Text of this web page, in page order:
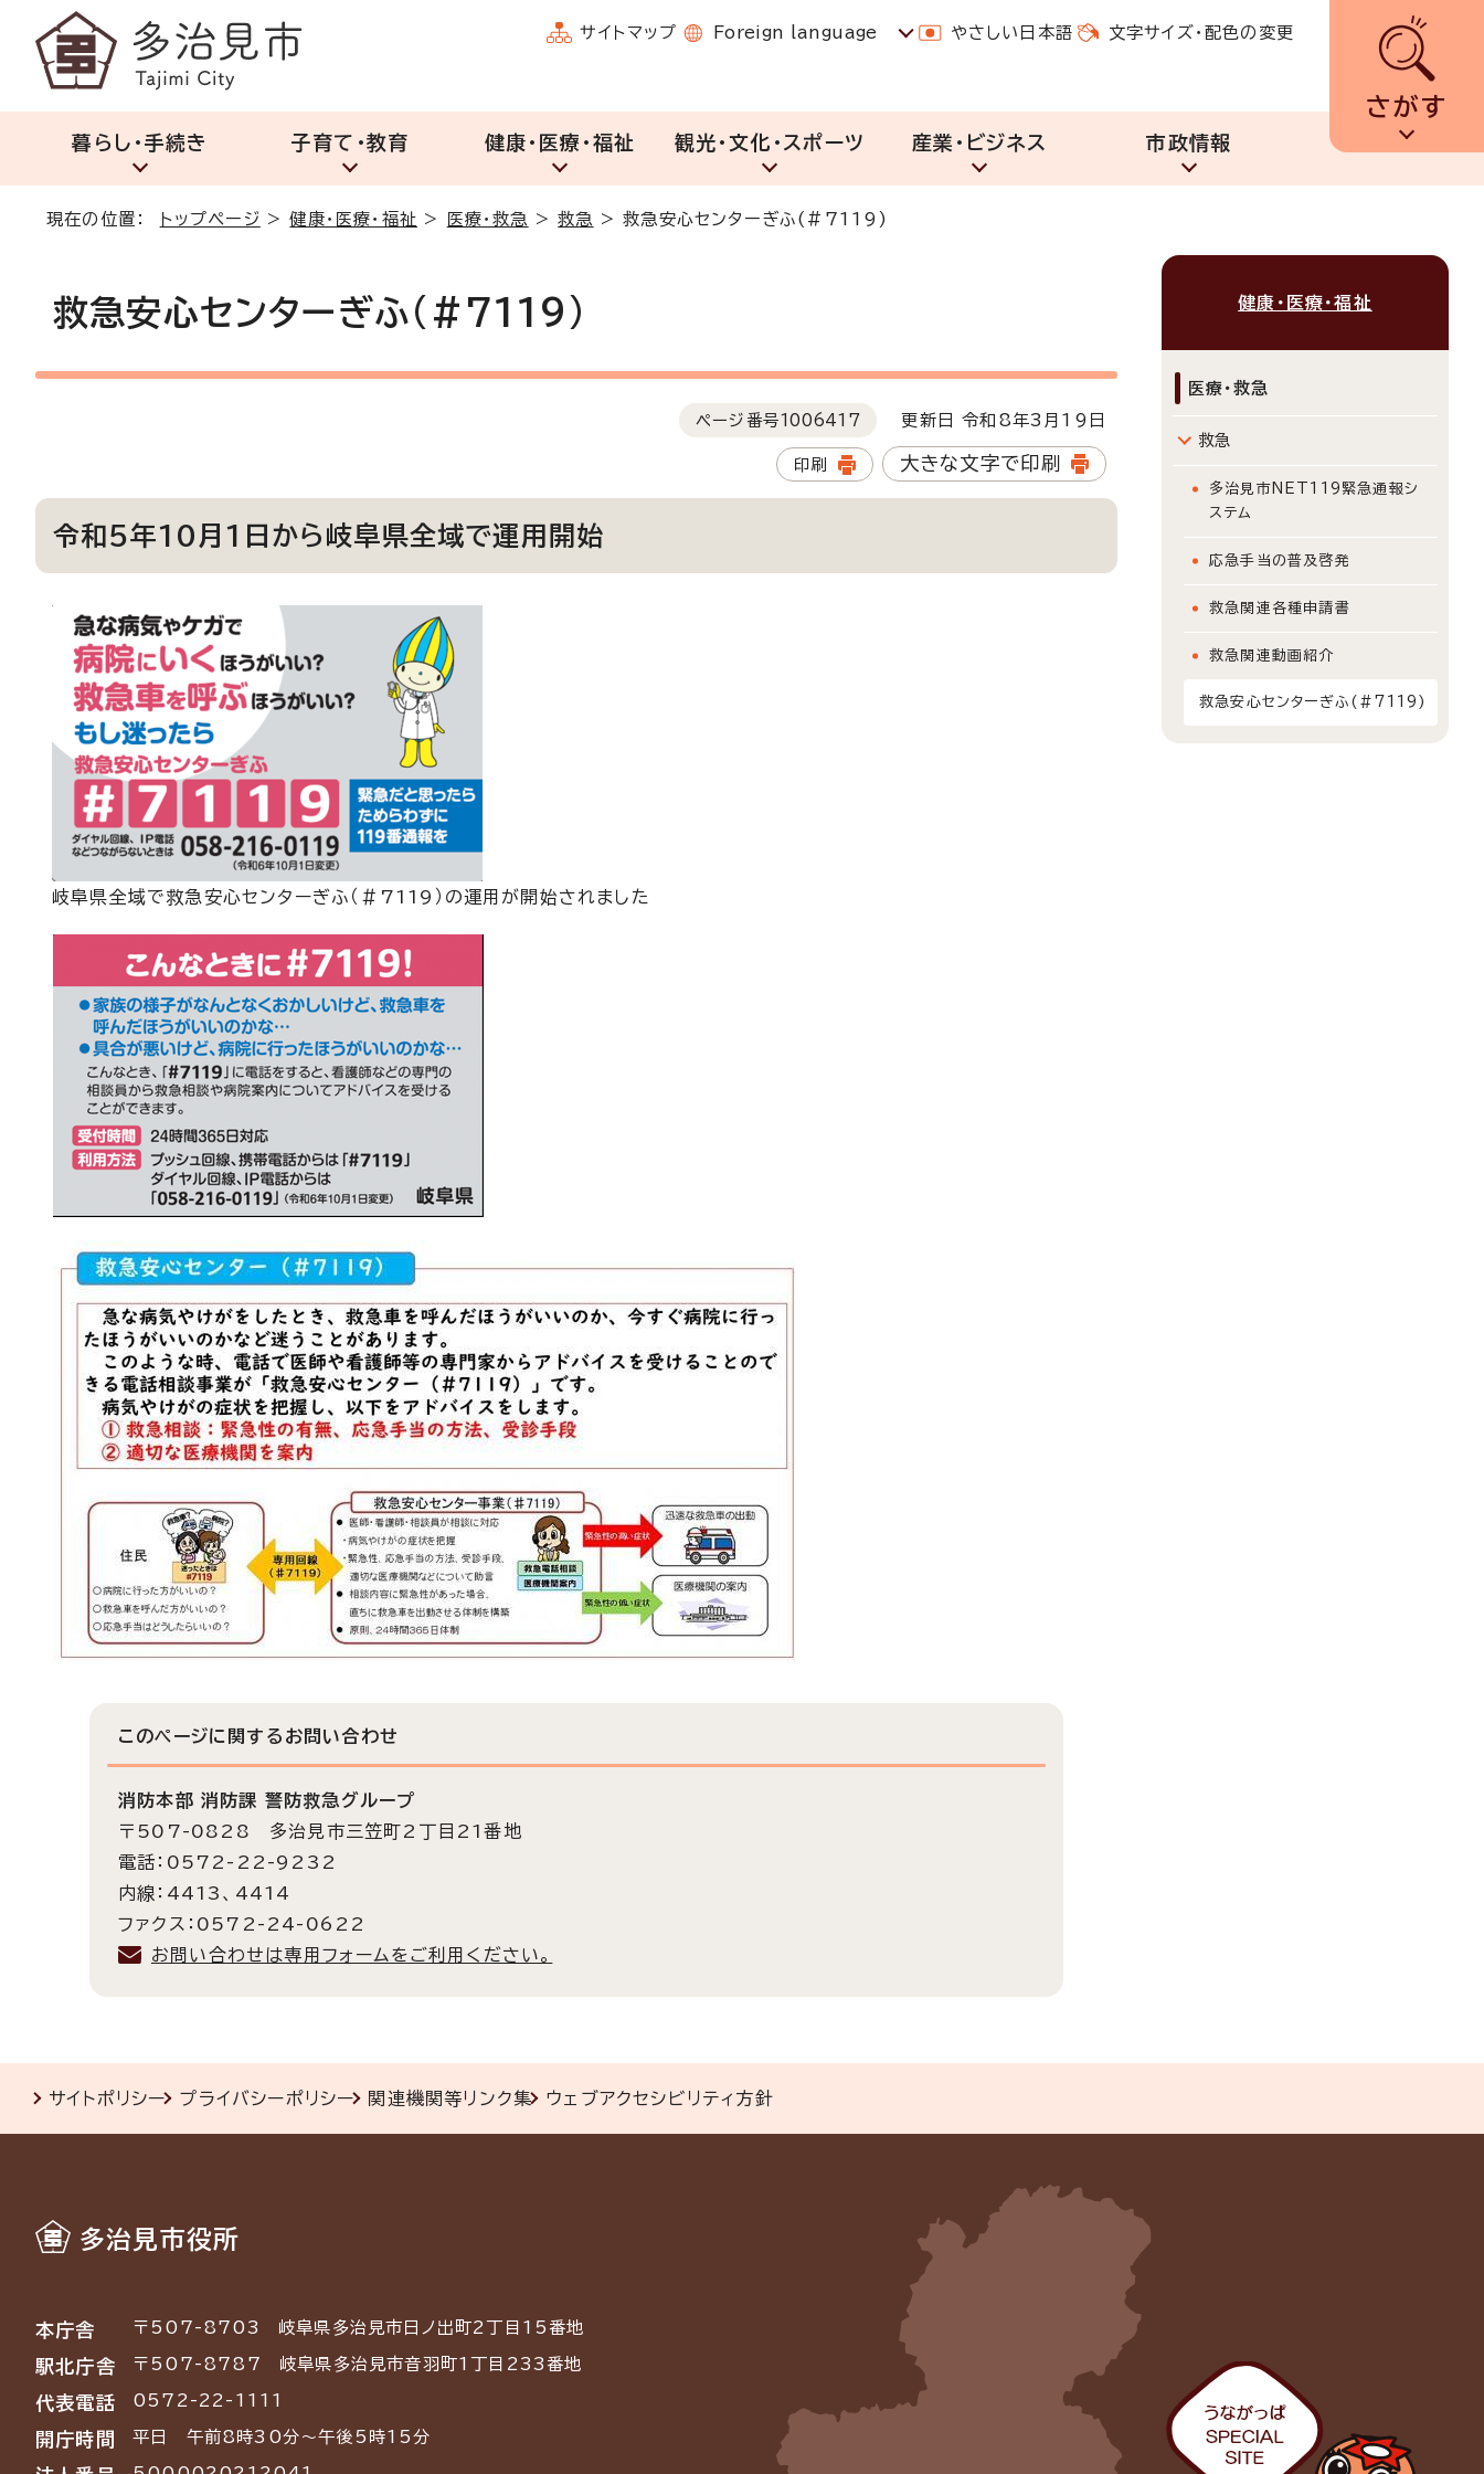
サイトマップ Foreign language やさしい日本語 文字サイズ・配色の変更
さがす
暮らし・手続き 子育て・教育 健康・医療・福祉 観光・文化・スポーツ 産業・ビジネス 市政情報
現在の位置： トップページ >健康・医療・福祉 > 医療・救急 >救急 >救急安心センターぎふ(#7119)
救急安心センターぎふ(#7119)
ページ番号1006417 更新日 令和8年3月19日
印刷 大きな文字で印刷
令和5年10月1日から岐阜県全域で運用開始
岐阜県全域で救急安心センターぎふ（＃7119）の運用が開始されました
このページに関する お問い合わせ
消防本部 消防課 警防救急グループ
〒507-0828 多治見市三笠町2丁目21番地
電話：0572-22-9232
内線：4413、4414
ファクス：0572-24-0622
お問い合わせは専用フォームをご利用ください。
健康・医療・福祉
医療・救急
救急
多治見市NET119緊急通報シ
ステム
応急手当の普及啓発
救急関連各種申請書
救急関連動画紹介
救急安心センターぎふ(#7119)
サイトポリシー プライバシーポリシー 関連機関等リンク集 ウェブアクセシビリティ方針
多治見市役所
本庁舎 〒507-8703 岐阜県多治見市日ノ出町2丁目15番地
駅北庁舎 〒507-8787 岐阜県多治見市音羽町1丁目233番地
代表電話 0572-22-1111
開庁時間 平日 午前8時30分～午後5時15分